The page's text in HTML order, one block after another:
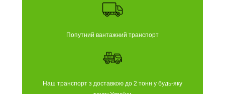
Попутний вантажний транспорт
Наш транспорт з доставкою до 2 тонн у будь-яку